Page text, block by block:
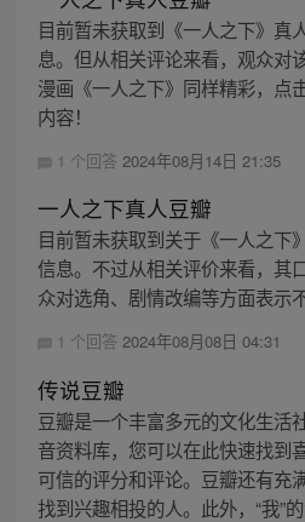
目前暂未获取到《一人之下》真
息。但从相关评论来看，观众对
漫画《一人之下》同样精彩，点
内容！
1 个回答 2024年08月14日 21:35
一人之下真人豆瓣
目前暂未获取到关于《一人之下
信息。不过从相关评价来看，其
众对选角、剧情改编等方面表示不
1 个回答 2024年08月08日 04:31
传说豆瓣
豆瓣是一个丰富多元的文化生活
音资料库，您可以在此快速找到
可信的评分和评论。豆瓣还有充
找到兴趣相投的人。此外，“我”